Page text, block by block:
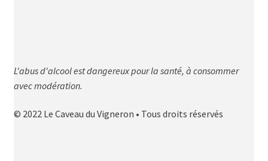
L'abus d'alcool est dangereux pour la santé, à consommer
avec modération.
© 2022 Le Caveau du Vigneron • Tous droits réservés